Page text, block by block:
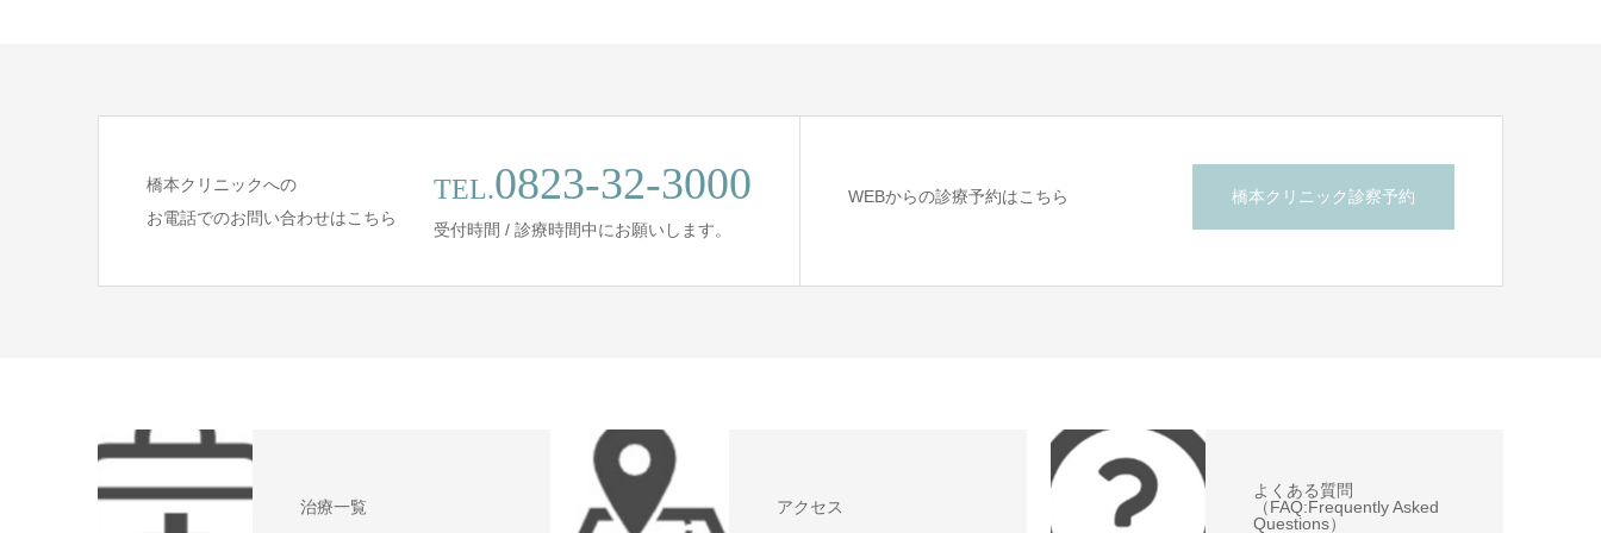
橋本クリニックへの
お電話でのお問い合わせはこちら
TEL.0823-32-3000
受付時間 / 診療時間中にお願いします。
WEBからの診療予約はこちら 橋本クリニック診察予約
治療一覧 アクセス
よくある質問
（FAQ:Frequently Asked
Questions）